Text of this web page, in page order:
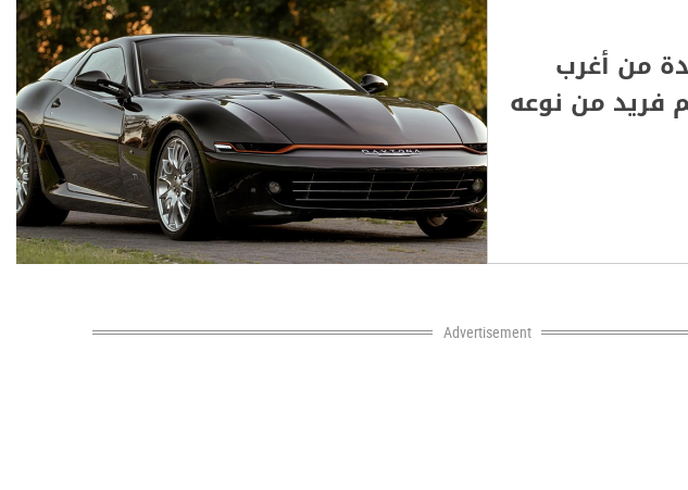
من أغرب
فريد من نوعه
Advertisement